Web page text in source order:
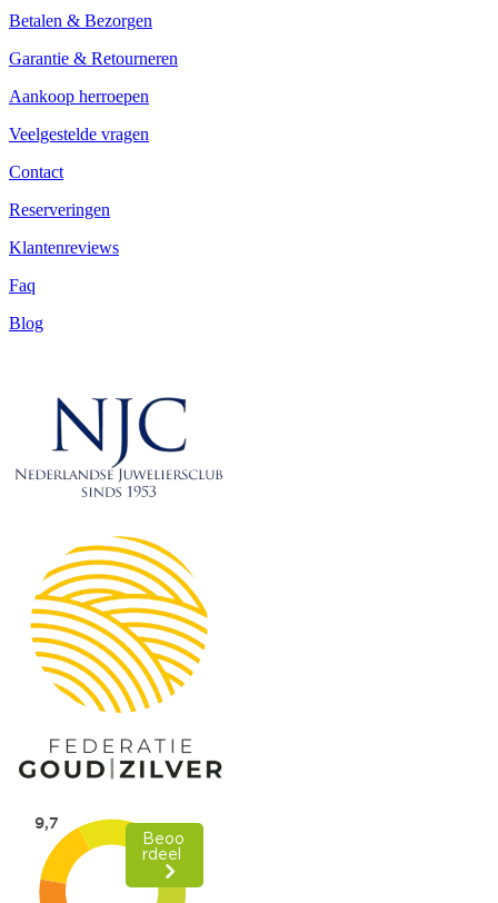
Betalen & Bezorgen
Garantie & Retourneren
Aankoop herroepen
Veelgestelde vragen
Contact
Reserveringen
Klantenreviews
Faq
Blog